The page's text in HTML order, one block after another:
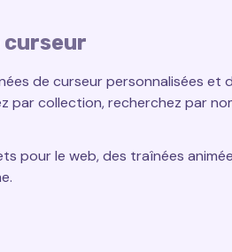
curseur
de curseur personnalisées et
par collection, recherchez par
pour le web, des traînées